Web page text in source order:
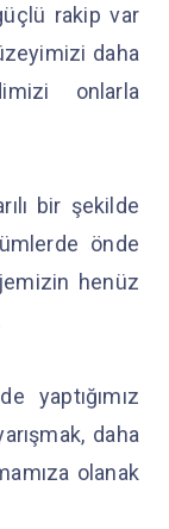
rakip var
daha
onlarla
bir şekilde
önde
henüz
yaptığımız
daha
olanak